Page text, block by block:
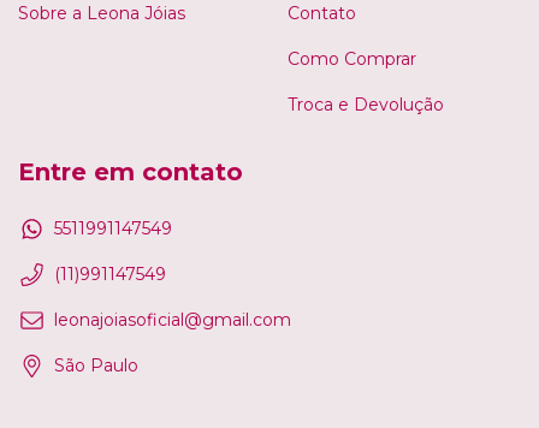
Sobre a Leona Jóias Contato
Como Comprar
Troca e Devolução
Entre em contato
5511991147549
(11)991147549
leonajoiasoficial@gmail.com
São Paulo